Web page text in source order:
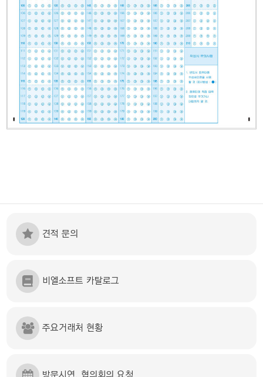
견적 문의
비엘소프트 카탈로그
주요거래처 현황
방문시연, 협의회의 요청